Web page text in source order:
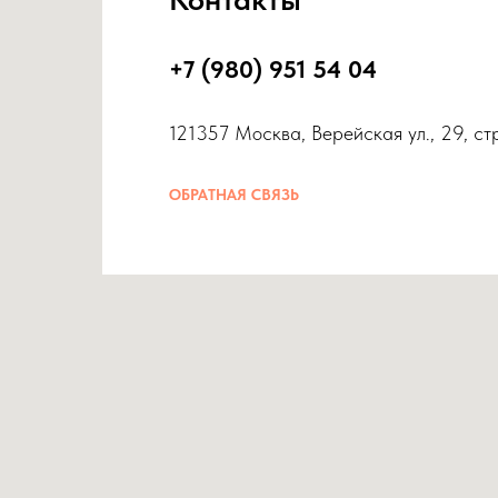
+7 (980) 951 54 04
121357 Москва, Верейская ул., 29,
ОБРАТНАЯ СВЯЗЬ